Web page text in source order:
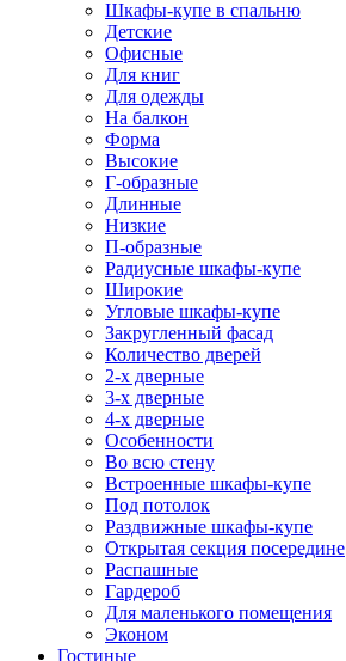
Шкафы-купе в спальню
Детские
Офисные
Для книг
Для одежды
На балкон
Форма
Высокие
Г-образные
Длинные
Низкие
П-образные
Радиусные шкафы-купе
Широкие
Угловые шкафы-купе
Закругленный фасад
Количество дверей
2-х дверные
3-х дверные
4-х дверные
Особенности
Во всю стену
Встроенные шкафы-купе
Под потолок
Раздвижные шкафы-купе
Открытая секция посередине
Распашные
Гардероб
Для маленького помещения
Эконом
Гостиные